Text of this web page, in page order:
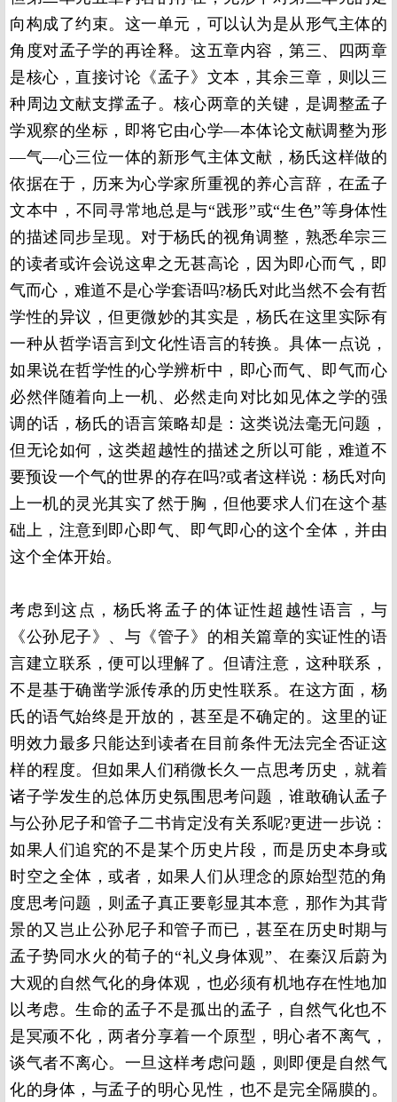
向构成了约束。这一单元，可以认为是从形气主体的
角度对孟子学的再诠释。这五章内容，第三、四两章
是核心，直接讨论《孟子》文本，其余三章，则以三
种周边文献支撑孟子。核心两章的关键，是调整孟子
学观察的坐标，即将它由心学—本体论文献调整为形
—气—心三位一体的新形气主体文献，杨氏这样做的
依据在于，历来为心学家所重视的养心言辞，在孟子
文本中，不同寻常地总是与“践形”或“生色”等身体性
的描述同步呈现。对于杨氏的视角调整，熟悉牟宗三
的读者或许会说这卑之无甚高论，因为即心而气，即
气而心，难道不是心学套语吗?杨氏对此当然不会有哲
学性的异议，但更微妙的其实是，杨氏在这里实际有
一种从哲学语言到文化性语言的转换。具体一点说，
如果说在哲学性的心学辨析中，即心而气、即气而心
必然伴随着向上一机、必然走向对比如见体之学的强
调的话，杨氏的语言策略却是：这类说法毫无问题，
但无论如何，这类超越性的描述之所以可能，难道不
要预设一个气的世界的存在吗?或者这样说：杨氏对向
上一机的灵光其实了然于胸，但他要求人们在这个基
础上，注意到即心即气、即气即心的这个全体，并由
这个全体开始。
考虑到这点，杨氏将孟子的体证性超越性语言，与
《公孙尼子》、与《管子》的相关篇章的实证性的语
言建立联系，便可以理解了。但请注意，这种联系，
不是基于确凿学派传承的历史性联系。在这方面，杨
氏的语气始终是开放的，甚至是不确定的。这里的证
明效力最多只能达到读者在目前条件无法完全否证这
样的程度。但如果人们稍微长久一点思考历史，就着
诸子学发生的总体历史氛围思考问题，谁敢确认孟子
与公孙尼子和管子二书肯定没有关系呢?更进一步说：
如果人们追究的不是某个历史片段，而是历史本身或
时空之全体，或者，如果人们从理念的原始型范的角
度思考问题，则孟子真正要彰显其本意，那作为其背
景的又岂止公孙尼子和管子而已，甚至在历史时期与
孟子势同水火的荀子的“礼义身体观”、在秦汉后蔚为
大观的自然气化的身体观，也必须有机地存在性地加
以考虑。生命的孟子不是孤出的孟子，自然气化也不
是冥顽不化，两者分享着一个原型，明心者不离气，
谈气者不离心。一旦这样考虑问题，则即便是自然气
化的身体，与孟子的明心见性，也不是完全隔膜的。